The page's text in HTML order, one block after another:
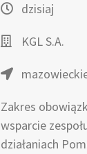
dzisiaj
KGL S.A.
Zakres
wsparcie
działaniach